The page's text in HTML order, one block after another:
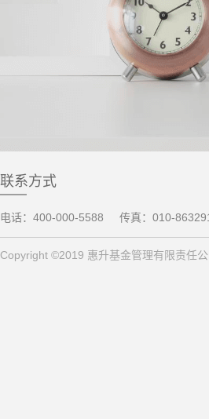
联系方式
电话：400-000-5588 传真：010-
Copyright ©2019 惠升基金管理有限责任